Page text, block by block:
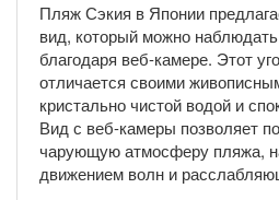
Пляж Сэкия в Японии
вид, который можно
благодаря веб-камере. Этот
отличается своими
кристально чистой водой и
Вид с веб-камеры позволяет
чарующую атмосферу пляжа,
движением волн и